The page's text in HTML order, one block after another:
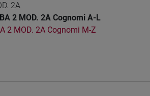
2A
2 MOD. 2A Cognomi A-L
2 MOD. 2A Cognomi M-Z